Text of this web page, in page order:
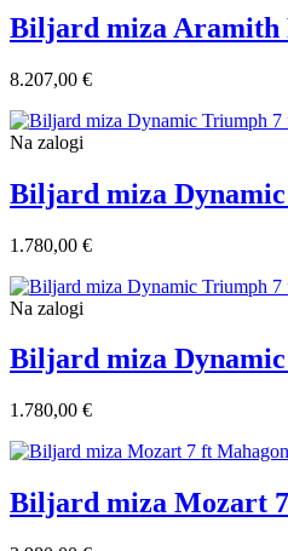
Biljard miza Aramith
8.207,00 €
Na zalogi
Biljard miza
1.780,00 €
Na zalogi
Biljard miza
1.780,00 €
Biljard miza Mozart